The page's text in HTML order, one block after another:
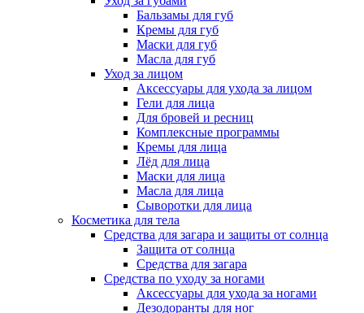
Бальзамы для губ
Кремы для губ
Маски для губ
Масла для губ
Уход за лицом
Аксессуары для ухода за лицом
Гели для лица
Для бровей и ресниц
Комплексные программы
Кремы для лица
Лёд для лица
Маски для лица
Масла для лица
Сыворотки для лица
Косметика для тела
Средства для загара и защиты от солнца
Защита от солнца
Средства для загара
Средства по уходу за ногами
Аксессуары для ухода за ногами
Дезодоранты для ног